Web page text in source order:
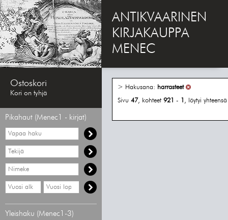
ANTIKVAARINEN
KIRJAKAUPPA
MENEC
Ostoskori
Kori on tyhjä
Pikahaut (Menec1 - kirjat)
Vapaa
haku
Hae
tekijää
Hae
nimekettä
Hae
vähimmäisvuosi
Hae
enimmäisvuosi
Yleishaku (Menec1-3)
> Hakusana: harrasteet
Sivu 47, kohteet 921 - 1 , löytyi